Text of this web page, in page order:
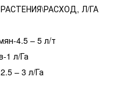
Л/ГА
4.5 – 5 л/т
1 л/Га
– 3 л/Га